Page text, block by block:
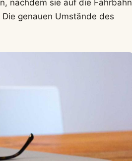
nachdem sie auf die Fahrbahn
genauen Umstände des